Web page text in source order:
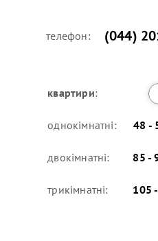
телефон: (044)
квартири:
однокімнатні: 48 -
двокімнатні: 85 -
трикімнатні: 105